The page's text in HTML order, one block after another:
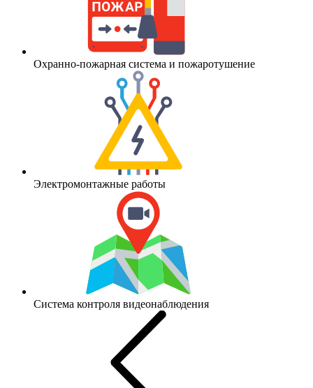
Охранно-пожарная система и пожаротушение
Электромонтажные работы
Система контроля видеонаблюдения